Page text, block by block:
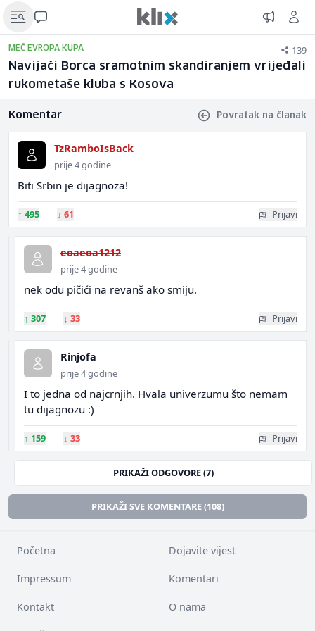
MEČ EVROPA KUPA 139
Navijači Borca sramotnim skandiranjem vrijeđali
rukometaše kluba s Kosova
Komentar Povratak na članak
TzRamboIsBack
prije 4 godine
Biti Srbin je dijagnoza!
↑ 495 ↓ 61 Prijavi
eoaeoa1212
prije 4 godine
nek odu pičići na revanš ako smiju.
↑ 307 ↓ 33 Prijavi
Rinjofa
prije 4 godine
I to jedna od najcrnjih. Hvala univerzumu što nemam
tu dijagnozu :)
↑ 159 ↓ 33 Prijavi
PRIKAŽI ODGOVORE (7)
PRIKAŽI SVE KOMENTARE (108)
Početna Dojavite vijest
Impressum Komentari
Kontakt O nama